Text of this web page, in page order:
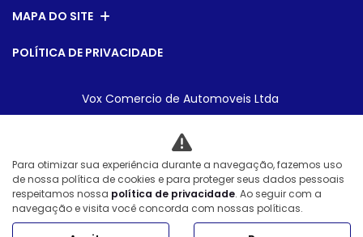
MAPA DO SITE
POLÍTICA DE PRIVACIDADE
Vox Comercio de Automoveis Ltda
Desacelere. Seu bem maior é a vida.
Para otimizar sua experiência durante a navegação, fazemos uso
de nossa política de cookies e para proteger seus dados pessoais
respeitamos nossa política de privacidade. Ao seguir com a
navegação e visita você concorda com nossas políticas.